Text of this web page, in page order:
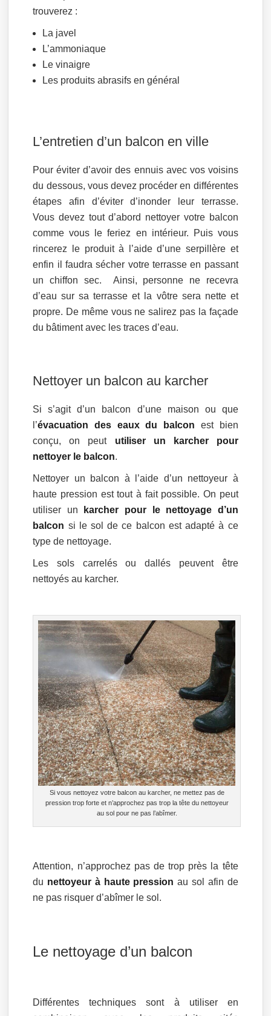
trouverez :
La javel
L’ammoniaque
Le vinaigre
Les produits abrasifs en général
L’entretien d’un balcon en ville
Pour éviter d’avoir des ennuis avec vos voisins
du dessous, vous devez procéder en différentes
étapes afin d’éviter d’inonder leur terrasse.
Vous devez tout d’abord nettoyer votre balcon
comme vous le feriez en intérieur. Puis vous
rincerez le produit à l’aide d’une serpillère et
enfin il faudra sécher votre terrasse en passant
un chiffon sec. Ainsi, personne ne recevra
d’eau sur sa terrasse et la vôtre sera nette et
propre. De même vous ne salirez pas la façade
du bâtiment avec les traces d’eau.
Nettoyer un balcon au karcher
Si s’agit d’un balcon d’une maison ou que
l’évacuation des eaux du balcon est bien
conçu, on peut utiliser un karcher pour
nettoyer le balcon.
Nettoyer un balcon à l’aide d’un nettoyeur à
haute pression est tout à fait possible. On peut
utiliser un
karcher pour le nettoyage d’un
balcon si le sol de ce balcon est adapté à ce
type de nettoyage.
Les sols carrelés ou dallés peuvent être
nettoyés au karcher.
Si vous nettoyez votre balcon au karcher, ne mettez pas de
pression trop forte et n’approchez pas trop la tête du nettoyeur
au sol pour ne pas l’abîmer.
Attention, n’approchez pas de trop près la tête
du nettoyeur à haute pression au sol afin de
ne pas risquer d’abîmer le sol.
Le nettoyage d’un balcon
Différentes techniques sont à utiliser en